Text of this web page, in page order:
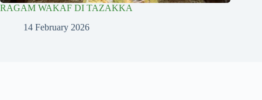
RAGAM WAKAF DI TAZAKKA
14 February 2026